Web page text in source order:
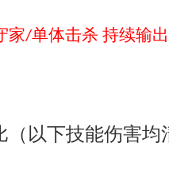
家/单体击杀 持续输
以下技能伤害均